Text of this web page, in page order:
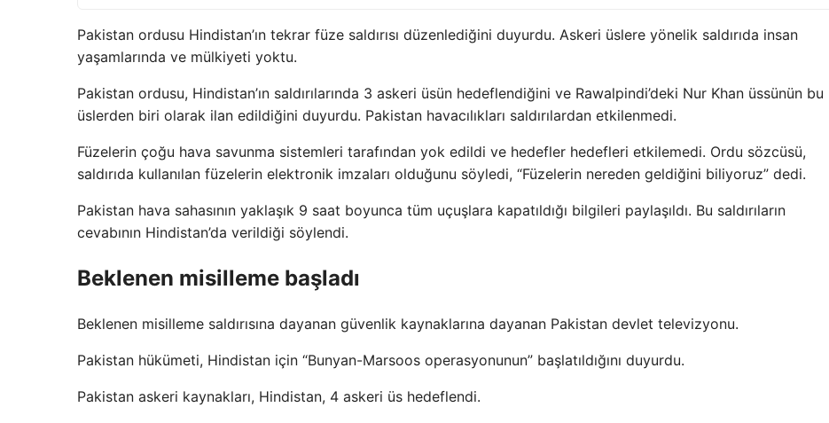
Pakistan ordusu Hindistan’ın tekrar füze saldırısı düzenlediğini duyurdu. Askeri üslere yönelik saldırıda insan
yaşamlarında ve mülkiyeti yoktu.
Pakistan ordusu, Hindistan’ın saldırılarında 3 askeri üsün hedeflendiğini ve Rawalpindi’deki Nur Khan üssünün bu
üslerden biri olarak ilan edildiğini duyurdu. Pakistan havacılıkları saldırılardan etkilenmedi.
Füzelerin çoğu hava savunma sistemleri tarafından yok edildi ve hedefler hedefleri etkilemedi. Ordu sözcüsü,
saldırıda kullanılan füzelerin elektronik imzaları olduğunu söyledi, “Füzelerin nereden geldiğini biliyoruz” dedi.
Pakistan hava sahasının yaklaşık 9 saat boyunca tüm uçuşlara kapatıldığı bilgileri paylaşıldı. Bu saldırıların
cevabının Hindistan’da verildiği söylendi.
Beklenen misilleme başladı
Beklenen misilleme saldırısına dayanan güvenlik kaynaklarına dayanan Pakistan devlet televizyonu.
Pakistan hükümeti, Hindistan için “Bunyan-Marsoos operasyonunun” başlatıldığını duyurdu.
Pakistan askeri kaynakları, Hindistan, 4 askeri üs hedeflendi.